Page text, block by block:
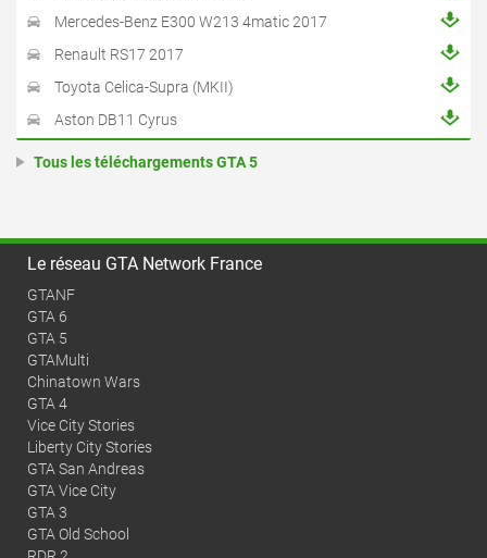
Mercedes-Benz E300 W213 4matic 2017
Renault RS17 2017
Toyota Celica-Supra (MKII)
Aston DB11 Cyrus
Tous les téléchargements GTA 5
Le réseau GTA Network France
GTANF
GTA 6
GTA 5
GTAMulti
Chinatown Wars
GTA 4
Vice City Stories
Liberty City Stories
GTA San Andreas
GTA Vice City
GTA 3
GTA Old School